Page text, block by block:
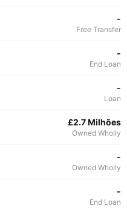
-
Free Transfer
-
End Loan
-
Loan
£2.7 Milhões
Owned Wholly
-
Owned Wholly
-
End Loan